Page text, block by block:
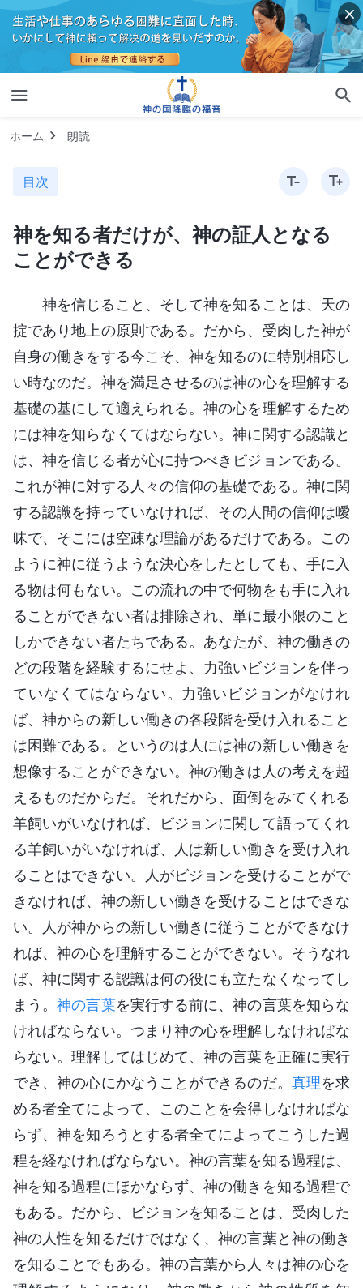
ホーム 朗読
目次
神を知る者だけが、神の証人となる
ことができる
神を信じること、そして神を知ることは、天の
掟であり地上の原則である。だから、受肉した神が
自身の働きをする今こそ、神を知るのに特別相応し
い時なのだ。神を満足させるのは神の心を理解する
基礎の基にして適えられる。神の心を理解するため
には神を知らなくてはならない。神に関する認識と
は、神を信じる者が心に持つべきビジョンである。
これが神に対する人々の信仰の基礎である。神に関
する認識を持っていなければ、その人間の信仰は曖
昧で、そこには空疎な理論があるだけである。この
ように神に従うような決心をしたとしても、手に入
る物は何もない。この流れの中で何物をも手に入れ
ることができない者は排除され、単に最小限のこと
しかできない者たちである。あなたが、神の働きの
どの段階を経験するにせよ、力強いビジョンを伴っ
ていなくてはならない。力強いビジョンがなけれ
ば、神からの新しい働きの各段階を受け入れること
は困難である。というのは人には神の新しい働きを
想像することができない。神の働きは人の考えを超
えるものだからだ。それだから、面倒をみてくれる
羊飼いがいなければ、ビジョンに関して語ってくれ
る羊飼いがいなければ、人は新しい働きを受け入れ
ることはできない。人がビジョンを受けることがで
きなければ、神の新しい働きを受けることはできな
い。人が神からの新しい働きに従うことができなけ
れば、神の心を理解することができない。そうなれ
ば、神に関する認識は何の役にも立たなくなってし
まう。神の言葉を実行する前に、神の言葉を知らな
ければならない。つまり神の心を理解しなければな
らない。理解してはじめて、神の言葉を正確に実行
でき、神の心にかなうことができるのだ。 真理を求
める者全てによって、このことを会得しなければな
らず、神を知ろうとする者全てによってこうした過
程を経なければならない。神の言葉を知る過程は、
神を知る過程にほかならず、神の働きを知る過程で
もある。だから、ビジョンを知ることは、受肉した
神の人性を知るだけではなく、神の言葉と神の働き
を知ることでもある。神の言葉から人々は神の心を